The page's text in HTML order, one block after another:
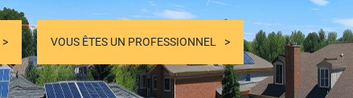
VOUS ÊTES UN PROFESSIONNEL